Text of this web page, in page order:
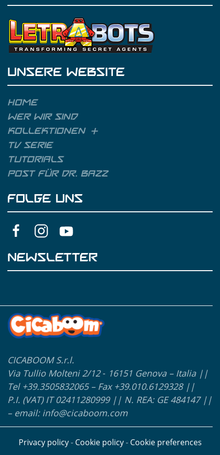
UNSERE WEBSITE
Home
Wer wir sind
Kollektionen
TV Serie
Tutorials
Post für Dr. Bazz
FOLGE UNS
NEWSLETTER
CICABOOM S.r.l.
Via Tullio Molteni 2/12- 16151 Genova – Italia ||
Tel +39.3505832065 – Fax +39.010.6129328 ||
P.I. (VAT) IT 02411280999 || N. REA: GE 484147 ||
– email: info@cicaboom.com
Privacy policy- Cookie policy- Cookie preferences